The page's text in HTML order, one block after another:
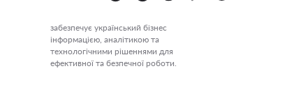
забезпечує український бізнес
інформацією, аналітикою та
технологічними рішеннями для
ефективної та безпечної роботи.